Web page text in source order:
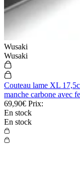
Wusaki
Wusaki
Couteau lame XL
manche carbone avec
69,90€ Prix:
En stock
En stock